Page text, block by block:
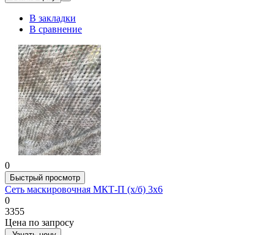
В закладки
В сравнение
0
Быстрый просмотр
Сеть маскировочная МКТ-П (х/б) 3х6
0
3355
Цена по запросу